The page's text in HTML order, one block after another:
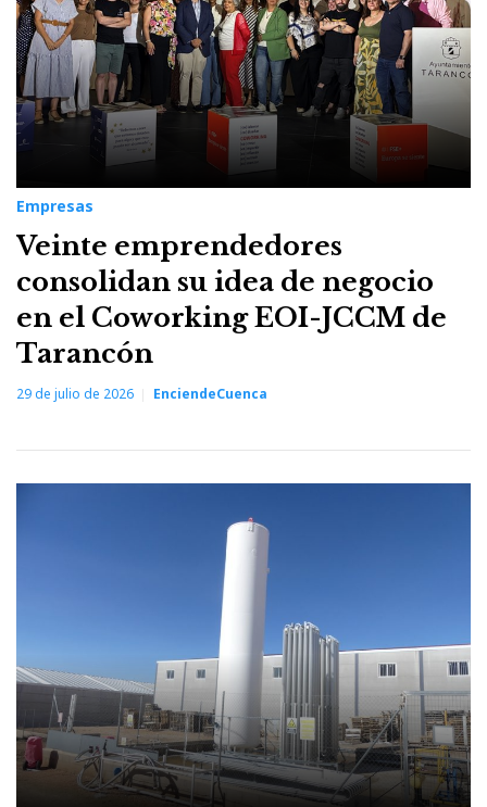
Empresas
Veinte emprendedores
consolidan su idea de negocio
en el Coworking EOI-JCCM de
Tarancón
29 de julio de 2026 EnciendeCuenca